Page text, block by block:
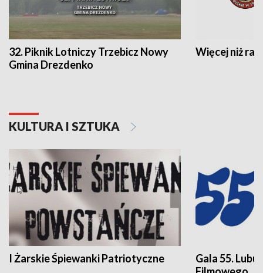
32. Piknik Lotniczy Trzebicz Nowy
Gmina Drezdenko
Więcej niż rajd
KULTURA I SZTUKA
I Żarskie Śpiewanki Patriotyczne
Gala 55.